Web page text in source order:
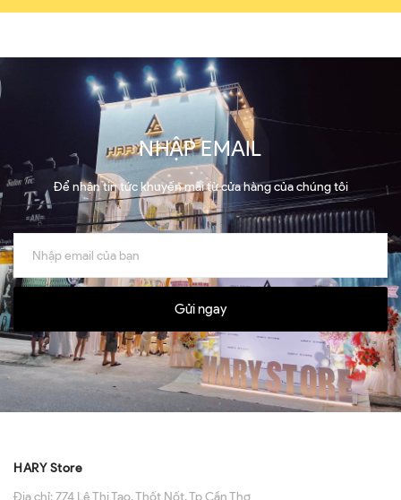
NHẬP EMAIL
Để nhận tin tức khuyến mãi từ cửa hàng của chúng tôi
Gửi ngay
HARY Store